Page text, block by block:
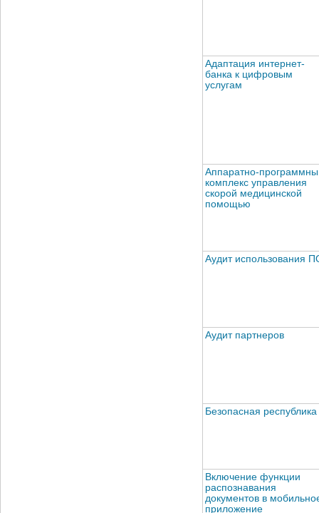
Адаптация интернет-
банка к цифровым
услугам
Аппаратно-
комплекс управления
скорой медицинской
помощью
Аудит использования
Аудит партнеров
Безопасная республика
Включение функции
распознавания
документов в
приложение